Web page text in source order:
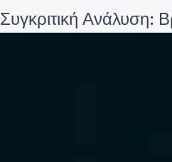
Συγκριτική Ανάλυση: